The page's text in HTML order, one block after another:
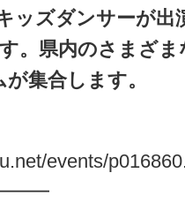
ッズダンサーが出
。県内のさまざ
集合します。
events/